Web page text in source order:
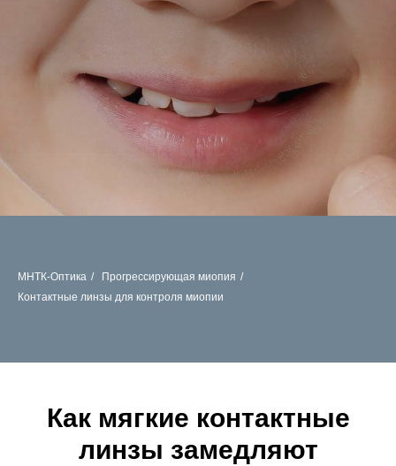
МНТК-Оптика / Прогрессирующая миопия /
Контактные линзы для контроля миопии
Как мягкие контактные
линзы замедляют